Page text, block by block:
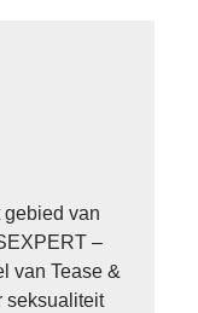
gebied van
–
van Tease &
seksualiteit